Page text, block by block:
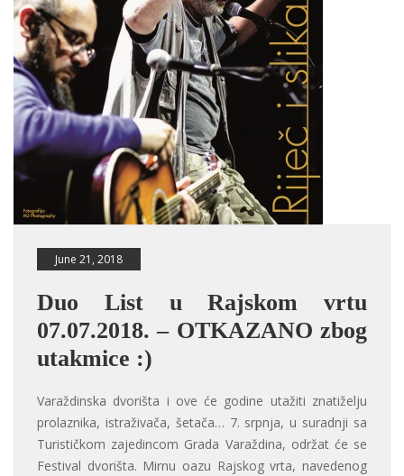
June 21, 2018
Duo List u Rajskom vrtu
07.07.2018. – OTKAZANO zbog
utakmice :)
Varaždinska dvorišta i ove će godine utažiti znatiželju
prolaznika, istraživača, šetača… 7. srpnja, u suradnji sa
Turističkom zajedincom Grada Varaždina, održat će se
Festival dvorišta. Mirnu oazu Rajskog vrta, navedenog